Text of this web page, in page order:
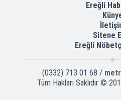
Ereğli
Sitene
Ereğli
(0332) 713 01 68 /
Tüm Hakları Saklıdır ©